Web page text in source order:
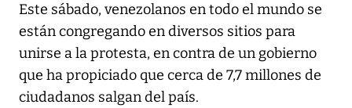
Este sábado, venezolanos en todo el mundo se
están congregando en diversos sitios para
unirse a la protesta, en contra de un gobierno
que ha propiciado que cerca de 7,7 millones de
ciudadanos salgan del país.